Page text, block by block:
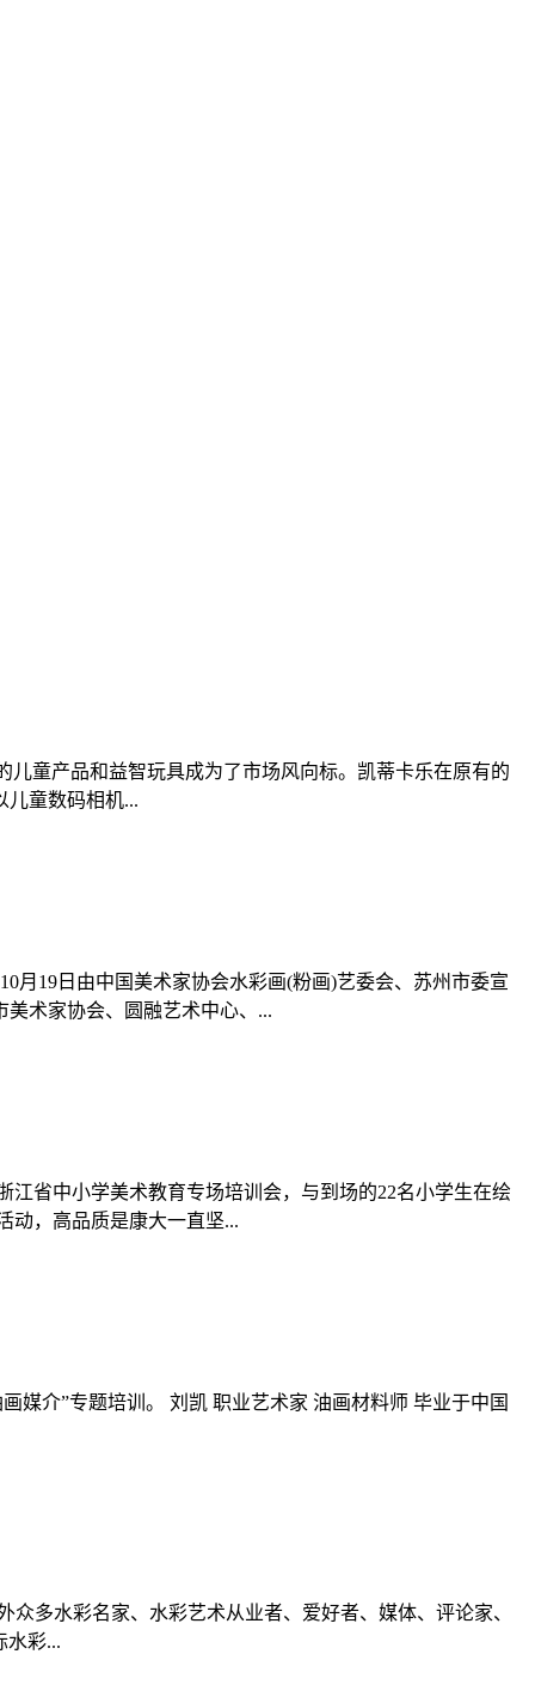
童产品和益智玩具成为了市场风向标。凯蒂卡乐在原有的
儿童数码相机...
月19日由中国美术家协会水彩画(粉画)艺委会、苏州市委宣
术家协会、圆融艺术中心、...
江省中小学美术教育专场培训会，与到场的22名小学生在绘
动，高品质是康大一直坚...
媒介”专题培训。 刘凯 职业艺术家 油画材料师 毕业于中国
多水彩名家、水彩艺术从业者、爱好者、媒体、评论家、
水彩...